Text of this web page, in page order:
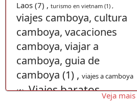
Laos (7) , turismo en vietnam (1) ,
viajes camboya, cultura
camboya, vacaciones
camboya, viajar a
camboya, guia de
camboya (1) , viajes a camboya
(1) ,Viajes baratos Veja mais